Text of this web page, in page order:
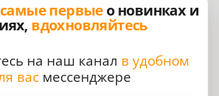
самые первые о новинках и
вдохновляйтесь
на наш канал в удобном
васмессенджере